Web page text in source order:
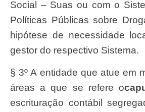
Social – Suas ou com o
Políticas Públicas sobre
hipótese de necessidade
gestor do respectivo Sistema.
§ 3º A entidade que atue em
áreas a que se refere o
escrituração contábil